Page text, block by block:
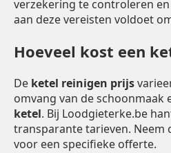
verzekering te controleren
aan deze vereisten voldoet
Hoeveel kost een
De ketel reinigen prijs
omvang van de schoonmaak
ketel. Bij Loodgieterke.be
transparante tarieven. Neem
voor een specifieke offerte.